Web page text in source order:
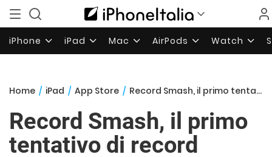
iPhone iPad Mac AirPods Watch
Home / iPad / App Store / Record Smash, il primo tentativo di record mondiale su App Store
Record Smash, il primo
tentativo di record